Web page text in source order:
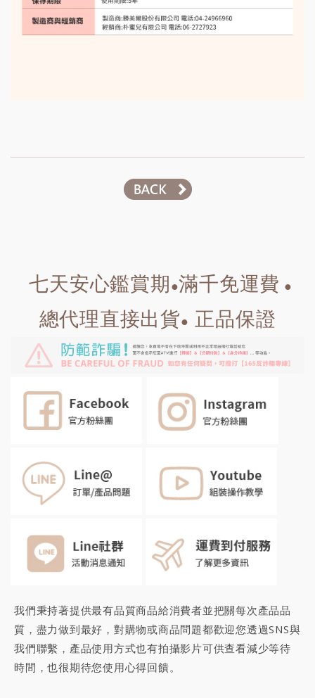
七天安心鑑賞期 ●滿千免運費 ●
總代理直接出貨● 正品保證
我們秉持著提供最有品質商品給消費者並把關每次產品品
質，盡力做到最好，對購物或商品問題都歡迎您透過SNS與
我們聯繫，產品使用方式也有拍攝影片可供查看減少等待
時間，也很期待您使用心得回饋。